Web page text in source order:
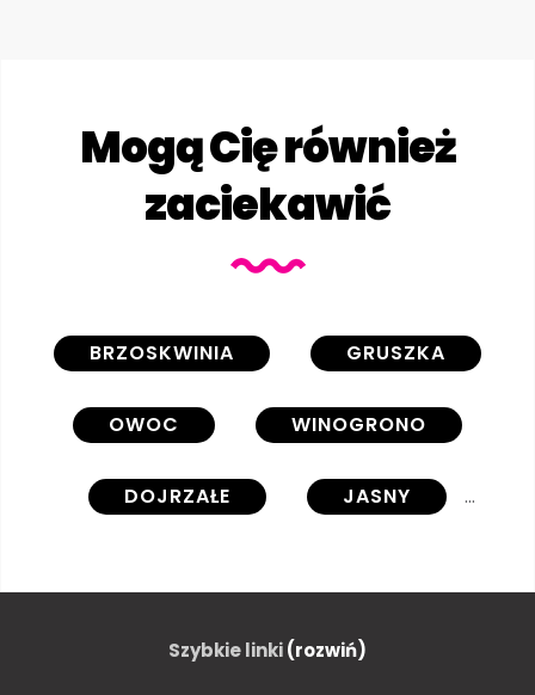
Mogą Cię również
zaciekawić
BRZOSKWINIA GRUSZKA
OWOC WINOGRONO
DOJRZAŁE JASNY
OWOCOWY WARZYWO
Szybkie linki(rozwiń)